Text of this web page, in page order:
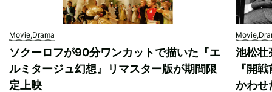
Movie,Drama
ソクーロフが90分ワンカットで描いた『エ
ルミタージュ幻想』リマスター版が期間限
定上映
池松壮
『開
かわせ